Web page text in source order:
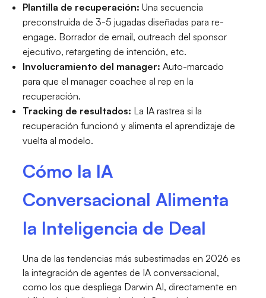
Plantilla de recuperación: Una secuencia
preconstruida de 3-5 jugadas diseñadas para re-
engage. Borrador de email, outreach del sponsor
ejecutivo, retargeting de intención, etc.
Involucramiento del manager: Auto-marcado
para que el manager coachee al rep en la
recuperación.
Tracking de resultados: La IA rastrea si la
recuperación funcionó y alimenta el aprendizaje de
vuelta al modelo.
Cómo la IA
Conversacional Alimenta
la Inteligencia de Deal
Una de las tendencias más subestimadas en 2026 es
la integración de agentes de IA conversacional,
como los que despliega Darwin AI, directamente en